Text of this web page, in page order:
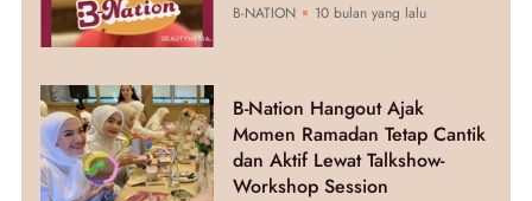
B-NATION 10 bulan yang lalu
B-Nation Hangout Ajak
Momen Ramadan Tetap Cantik
dan Aktif Lewat Talkshow-
Workshop Session